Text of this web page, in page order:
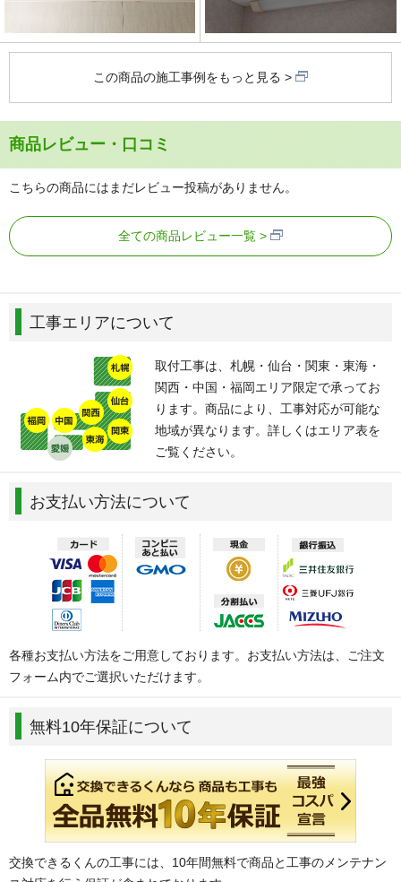
この商品の施工事例をもっと見る
商品レビュー・口コミ
こちらの商品にはまだレビュー投稿がありません。
全ての商品レビュー一覧
工事エリアについて
取付工事は、札幌・仙台・関東・東海・
関西・中国・福岡エリア限定で承ってお
ります。商品により、工事対応が可能な
地域が異なります。詳しくはエリア表を
ご覧ください。
お支払い方法について
各種お支払い方法をご用意しております。お支払い方法は、ご注文
フォーム内でご選択いただけます。
無料10年保証について
交換できるくんの工事には、10年間無料で商品と工事のメンテナン